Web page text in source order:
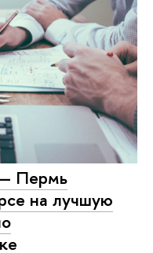
Пермь
на лучшую